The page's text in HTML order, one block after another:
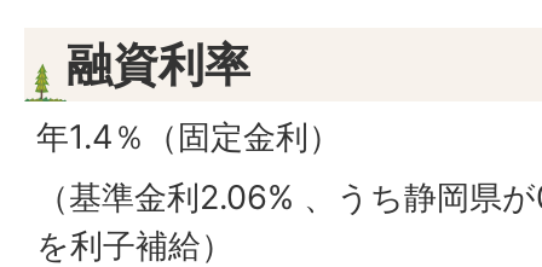
融資利率
年1.4％（固定金利）
（基準金利2.06% 、うち静岡県
を利子補給）